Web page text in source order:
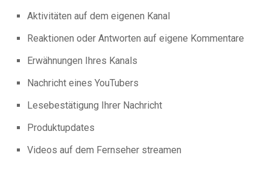
Aktivitäten auf dem eigenen Kanal
Reaktionen oder Antworten auf eigene Kommentare
Erwähnungen Ihres Kanals
Nachricht eines YouTubers
Lesebestätigung Ihrer Nachricht
Produktupdates
Videos auf dem Fernseher streamen